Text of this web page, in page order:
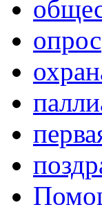
опрос